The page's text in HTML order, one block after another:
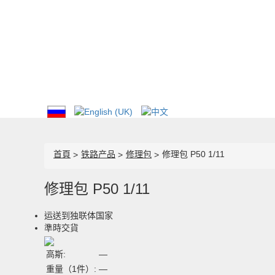
首頁 铁路产品 修理包 修理包 Р50 1/11
修理包 Р50 1/11
运送到独联体国家
準時交貨
高斯:
—
重量（1件）: —